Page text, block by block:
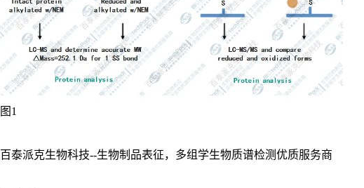
图1
百泰派克生物科技--生物制品表征，多组学生物质谱检测优质服务商